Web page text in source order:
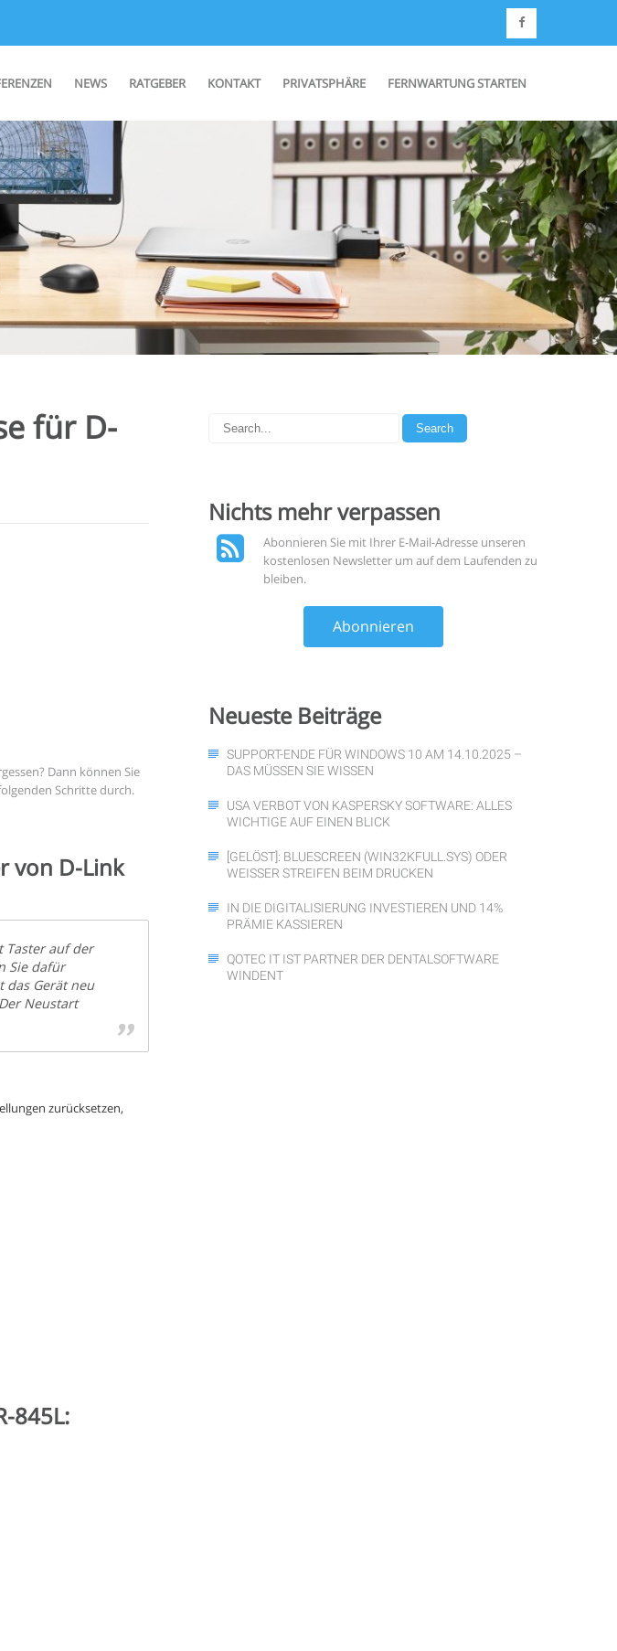
NEWS RATGEBER KONTAKT PRIVATSPHÄRE FERNWARTUNG STARTEN
für D-
Dann können Sie
Schritte durch.
von D-Link
Taster auf der
Sie dafür
das Gerät neu
Neustart
zurücksetzen,
845L:
Nichts mehrverpassen
Abonnieren Sie mit Ihrer E-Mail-Adresse unseren
kostenlosen Newsletter um auf dem Laufenden zu
bleiben.
Abonnieren
Neueste Beiträge
SUPPORT-ENDE FÜR WINDOWS 10 AM 14.10.2025 –
DAS MÜSSEN SIE WISSEN
USA VERBOT VON KASPERSKY SOFTWARE: ALLES
WICHTIGE AUF EINEN BLICK
[GELÖST]: BLUESCREEN (WIN32KFULL.SYS) ODER
WEISSER STREIFEN BEIM DRUCKEN
IN DIE DIGITALISIERUNG INVESTIEREN UND 14%
PRÄMIE KASSIEREN
QOTEC IT IST PARTNER DER DENTALSOFTWARE
WINDENT